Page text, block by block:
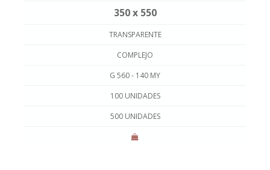
350 x 550
TRANSPARENTE
COMPLEJO
G 560 - 140 MY
100 UNIDADES
500 UNIDADES